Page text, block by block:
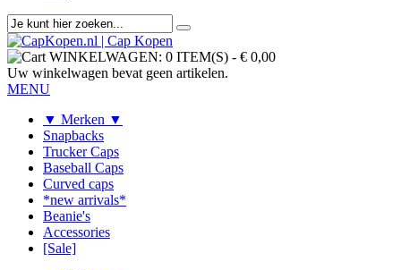
WINKELWAGEN: 0 ITEM(S) - € 0,00
Uw winkelwagen bevat geen artikelen.
MENU
▼ Merken ▼
Snapbacks
Trucker Caps
Baseball Caps
Curved caps
*new arrivals*
Beanie's
Accessories
[Sale]